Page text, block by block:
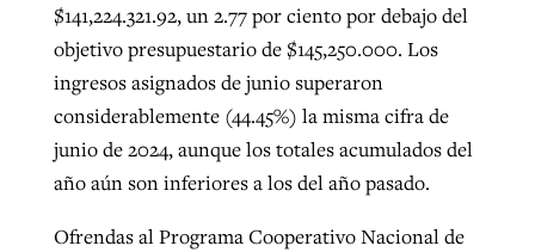
$141,224.321.92, un 2.77 por ciento por debajo del
objetivo presupuestario de $145,250.000. Los
ingresos asignados de junio superaron
considerablemente (44.45%) la misma cifra de
junio de 2024, aunque los totales acumulados del
año aún son inferiores a los del año pasado.
Ofrendas al Programa Cooperativo Nacional de
CP giving ahead of budget in July
ByBP Staff, postedAugust 5, 2026
READ MORE
Post-COVID Perspective: Pandemic
catalyzes churches to cast
‘Sharing Christ at the Cup’ sees 150
Texas churches share Christ, more
than 500 decisions
At IMB ‘the Lord is using women,’ but
more men needed